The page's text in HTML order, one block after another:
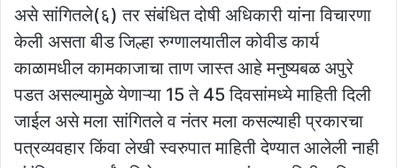
असे सांगितले(६) तर संबंधित दोषी अधिकारी यांना विचारणा
केली असता बीड जिल्हा रुग्णालयातील कोवीड कार्य
काळामधील कामकाजाचा ताण जास्त आहे मनुष्यबळ अपुरे
पडत असल्यामुळे येणाऱ्या 15 ते 45 दिवसांमध्ये माहिती दिली
जाईल असे मला सांगितले व नंतर मला कसल्याही प्रकारचा
पत्रव्यवहार किंवा लेखी स्वरुपात माहिती देण्यात आलेली नाही